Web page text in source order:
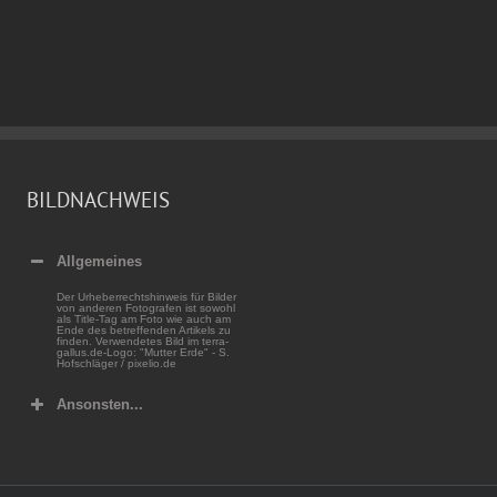
BILDNACHWEIS
Allgemeines
Der Urheberrechtshinweis für Bilder
von anderen Fotografen ist sowohl
als Title-Tag am Foto wie auch am
Ende des betreffenden Artikels zu
finden. Verwendetes Bild im terra-
gallus.de-Logo: "Mutter Erde" - S.
Hofschläger / pixelio.de
Ansonsten...